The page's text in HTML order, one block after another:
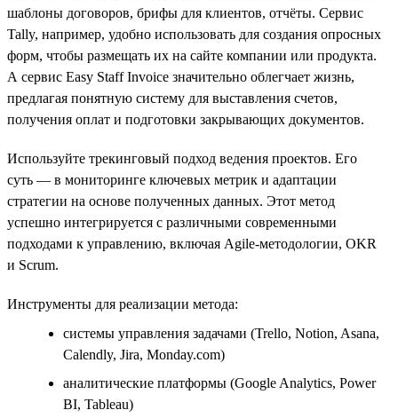
шаблоны договоров, брифы для клиентов, отчёты. Сервис
Tally, например, удобно использовать для создания опросных
форм, чтобы размещать их на сайте компании или продукта.
А сервис Easy Staff Invoice значительно облегчает жизнь,
предлагая понятную систему для выставления счетов,
получения оплат и подготовки закрывающих документов.
Используйте трекинговый подход ведения проектов. Его
суть — в мониторинге ключевых метрик и адаптации
стратегии на основе полученных данных. Этот метод
успешно интегрируется с различными современными
подходами к управлению, включая Agile-методологии, OKR
и Scrum.
Инструменты для реализации метода:
системы управления задачами (Trello, Notion, Asana,
Calendly, Jira, Monday.com)
аналитические платформы (Google Analytics, Power
BI, Tableau)